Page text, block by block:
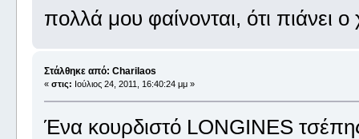
πολλά μου φαίνονται, ότι πιάνει
Στάλθηκε από: Charilaos
« στις: Ιούλιος 24, 2011, 16:40:24 μμ »
Ένα κουρδιστό LONGINES